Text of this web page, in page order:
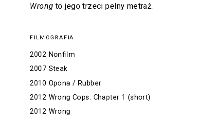
Wrong to jego trzeci pełny metraż.
FILMOGRAFIA
2002 Nonfilm
2007 Steak
2010 Opona / Rubber
2012 Wrong Cops: Chapter 1 (short)
2012 Wrong